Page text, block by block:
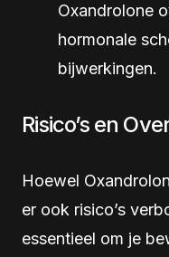
Oxandrolone
hormonale
bijwerkingen.
Risico’s en
Hoewel
er ook risico’s
essentieel om je